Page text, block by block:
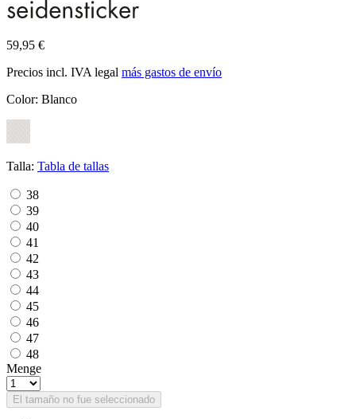
59,95 €
Precios incl. IVA legal más gastos de envío
Color: Blanco
Talla: Tabla de tallas
38
39
40
41
42
43
44
45
46
47
48
Menge
El tamaño no fue seleccionado